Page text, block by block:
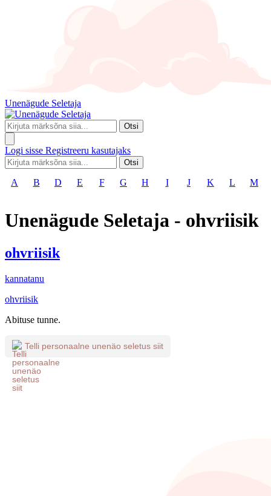
Unenägude Seletaja
Otsi
Logi sisse Registreeru kasutajaks
Otsi
A B D E F G H I J K L M
Unenägude Seletaja - ohvriisik
ohvriisik
kannatanu
ohvriisik
Abituse tunne.
Telli personaalne unenäo seletus siit